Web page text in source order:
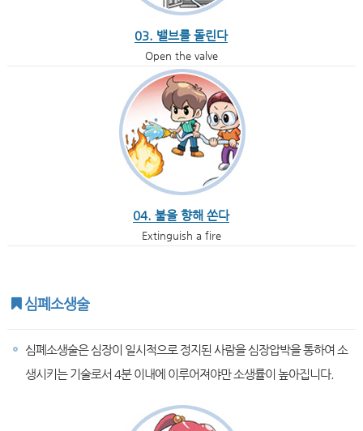
03. 밸브를 돌린다
Open the valve
04. 불을 향해 쏜다
Extinguish a fire
심폐소생술
심폐소생술은 심장이 일시적으로 정지된 사람을 심장압박을 통하여 소
생시키는 기술로서 4분 이내에 이루어져야만 소생률이 높아집니다.